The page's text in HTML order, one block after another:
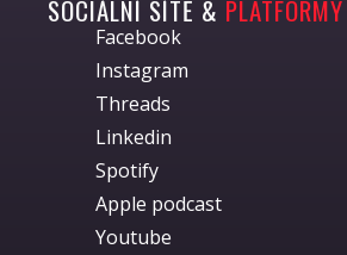
SOCIÁLNÍ SÍTĚ & PLATFORMY
Facebook
Instagram
Threads
Linkedin
Spotify
Apple podcast
Youtube